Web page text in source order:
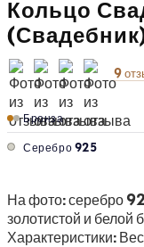
Кольцо
9
Бронза
Серебро 925
На фото: серебро
золотистой и белой
Характеристики: